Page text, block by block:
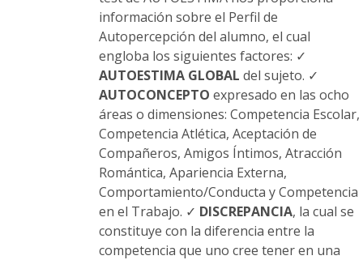
página
de
producto
información sobre el Perfil de
Autopercepción del alumno, el cual
engloba los siguientes factores: ✓
AUTOESTIMA GLOBAL del sujeto. ✓
AUTOCONCEPTO expresado en las ocho
áreas o dimensiones: Competencia Escolar,
Competencia Atlética, Aceptación de
Compañeros, Amigos Íntimos, Atracción
Romántica, Apariencia Externa,
Comportamiento/Conducta y Competencia
en el Trabajo. ✓ DISCREPANCIA, la cual se
constituye con la diferencia entre la
competencia que uno cree tener en una